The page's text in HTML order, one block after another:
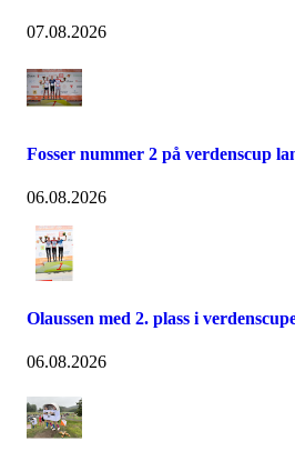
07.08.2026
Fosser nummer 2 på verdenscup
06.08.2026
Olaussen med 2. plass i
06.08.2026